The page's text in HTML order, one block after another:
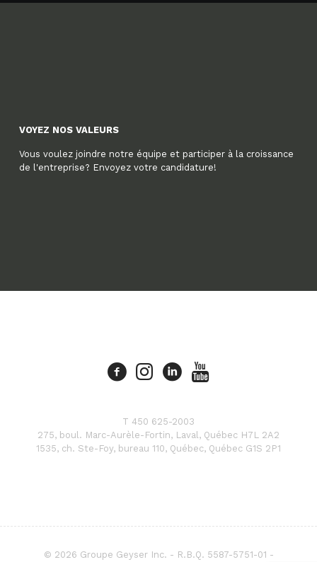
VOYEZ NOS VALEURS
Vous voulez joindre notre équipe et participer à la croissance
de l'entreprise? Envoyez votre candidature!
T 450 625-2003
275, boul. Marc-Aurèle-Fortin, Laval, Québec H7L 2A2
1535, ch. Ste-Foy, bureau 110, Québec, Québec G1S 2P1
© 2026 Groupe Geyser Inc. - R.B.Q. 5587-5751-01 -